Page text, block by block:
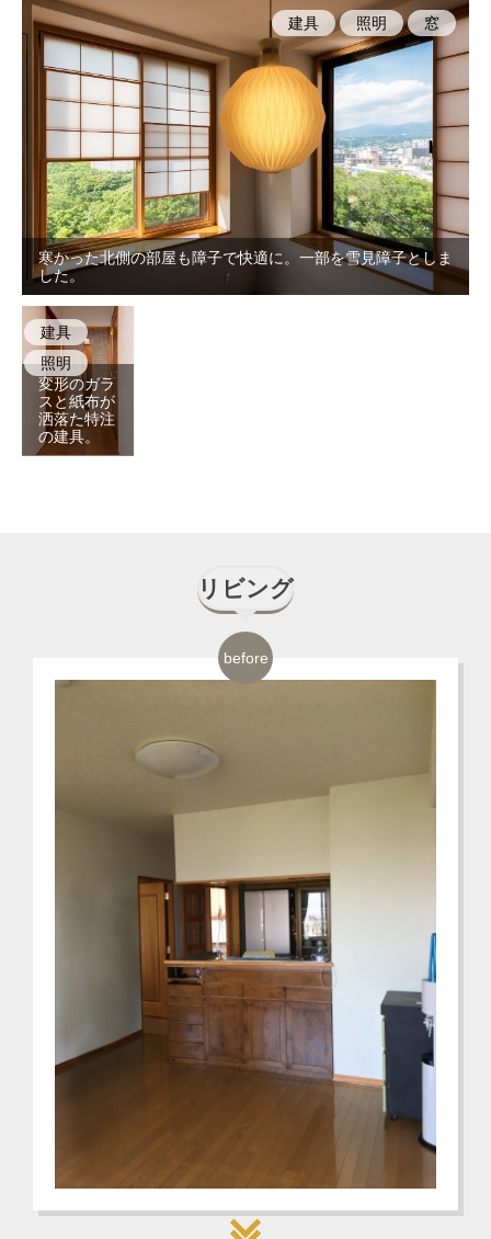
寒かった北側の部屋も障子で快適に。一部を雪見障子としま
した。
建具 照明 窓
変形のガラ
スと紙布が
洒落た特注
の建具。
建具
照明
リビング
before